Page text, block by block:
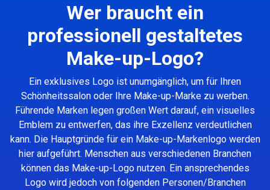
Wer braucht ein
professionell gestaltetes
Make-up-Logo?
Ein exklusives Logo ist unumgänglich, um für Ihren
Schönheitssalon oder Ihre Make-up-Marke zu werben.
Führende Marken legen großen Wert darauf, ein visuelles
Emblem zu entwerfen, das ihre Exzellenz verdeutlichen
kann. Die Hauptgründe für ein Make-up-Markenlogo werden
hier aufgeführt. Menschen aus verschiedenen Branchen
können das Make-up-Logo nutzen. Ein ansprechendes
Logo wird jedoch von folgenden Personen/Branchen